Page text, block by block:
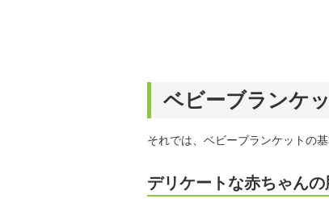
ベビーブランケ
それでは、ベビーブランケットの
デリケートな赤ちゃん